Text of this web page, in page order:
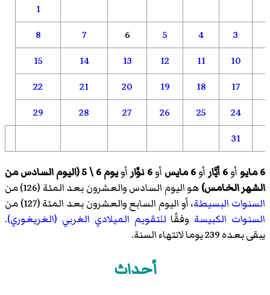
1
3
4
5
6
7
8
10
11
12
13
14
15
17
18
19
20
21
22
24
25
26
27
28
29
31
6 مايو أو6 أيَّار أو6 مايس أو6 نوَّار أو
يوم 6 \ 5 (اليوم السادس من
الشهر الخامس)هو اليوم السادس والعشرون بعد المئة (126) من
السنوات البسيطة، أو اليوم السابع والعشرون بعد المئة (127) من
السنوات الكبيسة وفقًا للتقويم الميلادي الغربي (الغريغوري).
يبقى بعده 239 يوما لانتهاء السنة.
أحداث